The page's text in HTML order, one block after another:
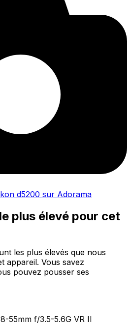
d5200 sur Adorama
plus élevé pour cet
les plus élevés que nous
appareil. Vous savez
pouvez pousser ses
55mm f/3.5-5.6G VR II